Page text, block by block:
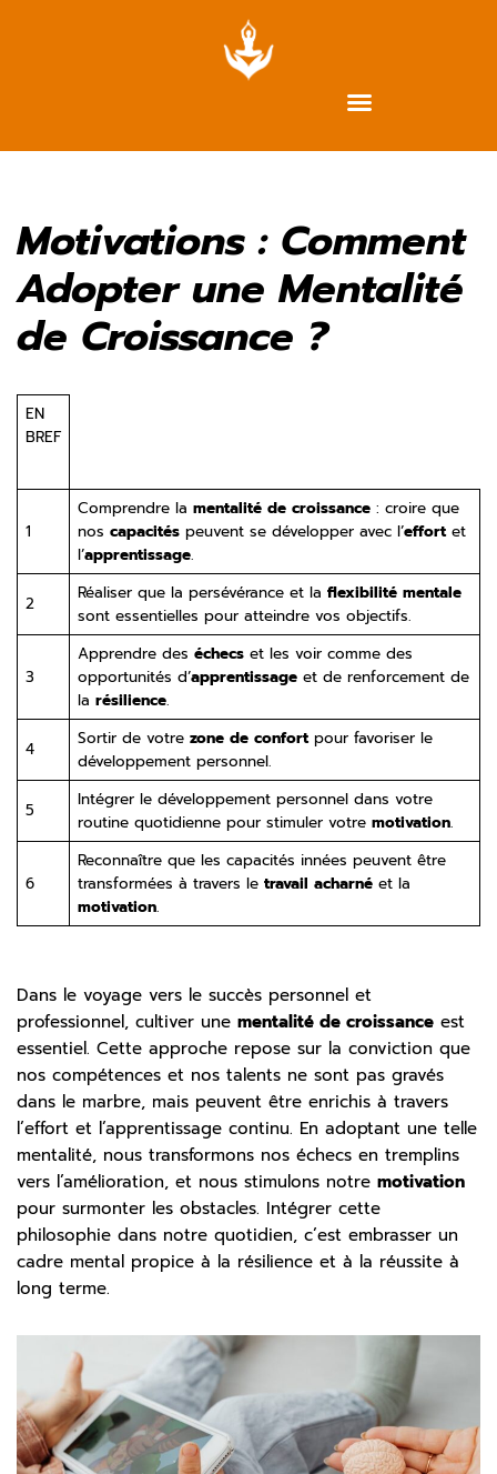
Motivations : Comment
Adopter une Mentalité
de Croissance ?
EN
BREF
1
Comprendre la mentalité de croissance: croire que
nos capacitéspeuvent se développer avec l’effortet
l’apprentissage.
2 Réaliser que la persévérance et la flexibilité mentale
sont essentielles pour atteindre vos objectifs.
3
Apprendre des échecset les voir comme des
opportunités d’apprentissageet de renforcement de
la résilience.
4 Sortir de votre zone de confortpour favoriser le
développement personnel.
5
Intégrer le développement personnel dans votre
routine quotidienne pour stimuler votre motivation.
6
Reconnaître que les capacités innées peuvent être
transformées à travers le travail acharnéet la
motivation.
Dans le voyage vers le succès personnel et
professionnel, cultiver une mentalité de croissance est
essentiel. Cette approche repose sur la conviction que
nos compétences et nos talents ne sont pas gravés
dans le marbre, mais peuvent être enrichis à travers
l’effort et l’apprentissage continu. En adoptant une telle
mentalité, nous transformons nos échecs en tremplins
vers l’amélioration, et nous stimulons notre motivation
pour surmonter les obstacles. Intégrer cette
philosophie dans notre quotidien, c’est embrasser un
cadre mental propice à la résilience et à la réussite à
long terme.